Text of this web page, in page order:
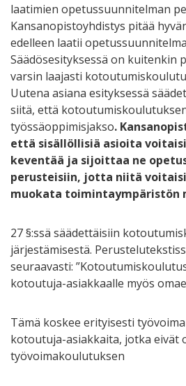
laatimien opetussuunnitelman
Kansanopistoyhdistys pitää
edelleen laatii
Säädösesityksessä on kuitenkin
varsin laajasti
Uutena asiana esityksessä
siitä, että
työssäoppimisjakso.
että sisällöllisiä asioita
keventää ja sijoittaa ne
perusteisiin, jotta niitä
muokata toimintaympäristön
27 §:ssä säädettäisiin
järjestämisestä.
seuraavasti:
kotoutuja-asiakkaalle myös
Tämä koskee erityisesti
kotoutuja-asiakkaita, jotka eivät
työvoimakoulutuksen